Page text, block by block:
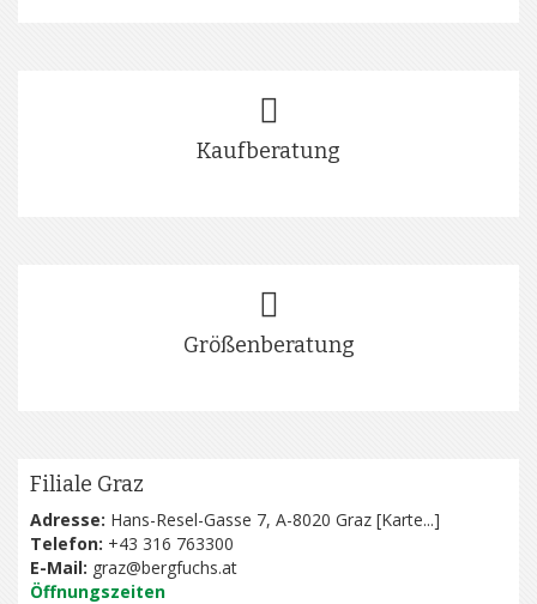
Kaufberatung
Größenberatung
Filiale Graz
Adresse: Hans-Resel-Gasse 7, A-8020 Graz [Karte...]
Telefon: +43 316 763300
E-Mail: graz@bergfuchs.at
Öffnungszeiten